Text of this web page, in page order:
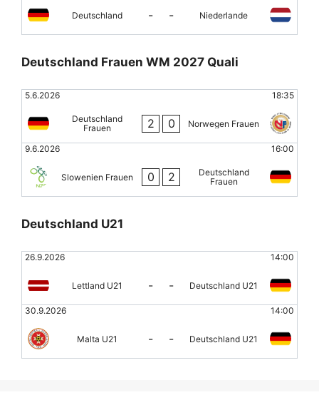
Deutschland - - Niederlande
Deutschland Frauen WM 2027 Quali
5.6.2026 18:35
Deutschland
Frauen
2 0 Norwegen Frauen
9.6.2026 16:00
Slowenien Frauen 0 2
Deutschland
Frauen
Deutschland U21
26.9.2026 14:00
Lettland U21 - - Deutschland U21
30.9.2026 14:00
Malta U21 - - Deutschland U21